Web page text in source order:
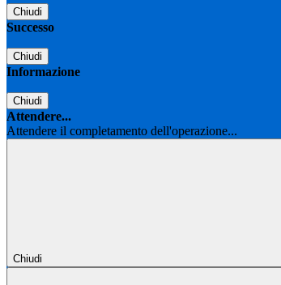
Chiudi
Successo
Chiudi
Informazione
Chiudi
Attendere...
Attendere il completamento dell'operazione...
Chiudi